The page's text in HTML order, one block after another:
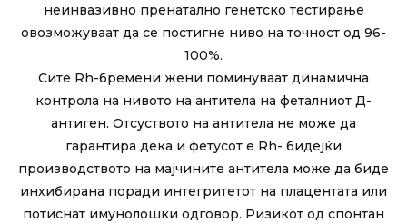
неинвазивно пренатално генетско тестирање
овозможуваат да се постигне ниво на точност од 96-
100%.
Сите Rh-бремени жени поминуваат динамична
контрола на нивото на антитела на феталниот Д-
антиген. Отсуството на антитела не може да
гарантира дека и фетусот е Rh- бидејќи
производството на мајчините антитела може да биде
инхибирана поради интегритетот на плацентата или
потиснат имунолошки одговор. Ризикот од спонтан